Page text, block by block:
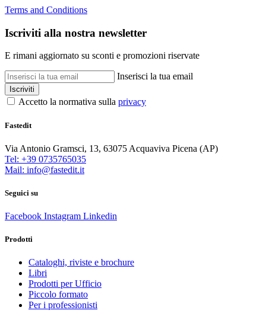
Terms and Conditions
Iscriviti alla nostra newsletter
E rimani aggiornato su sconti e promozioni riservate
Inserisci la tua email
Iscriviti
Accetto la normativa sulla privacy
Fastedit
Via Antonio Gramsci, 13, 63075 Acquaviva Picena (AP)
Tel: +39 0735765035
Mail: info@fastedit.it
Seguici su
Facebook Instagram Linkedin
Prodotti
Cataloghi, riviste e brochure
Libri
Prodotti per Ufficio
Piccolo formato
Per i professionisti